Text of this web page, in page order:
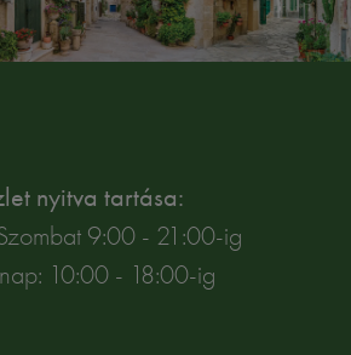
nyitva tartása:
9:00 - 21:00-ig
10:00 - 18:00-ig